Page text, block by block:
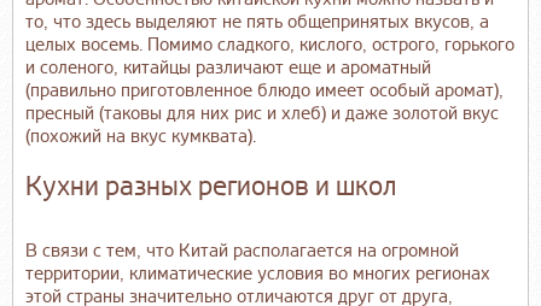
то, что здесь выделяют не пять общепринятых вкусов, а
целых восемь. Помимо сладкого, кислого, острого, горького
и соленого, китайцы различают еще и ароматный
(правильно приготовленное блюдо имеет особый аромат),
пресный (таковы для них рис и хлеб) и даже золотой вкус
(похожий на вкус кумквата).
Кухни разных регионов и школ
В связи с тем, что Китай располагается на огромной
территории, климатические условия во многих регионах
этой страны значительно отличаются друг от друга,